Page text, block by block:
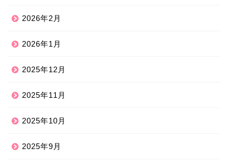
2026年2月
2026年1月
2025年12月
2025年11月
2025年10月
2025年9月